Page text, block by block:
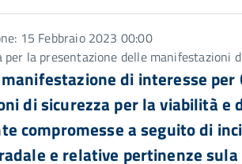
15 Febbraio 2023 00:00
per la presentazione delle manifestazioni
di interesse
di sicurezza per la viabilità
compromesse a seguito di
e relative pertinenze